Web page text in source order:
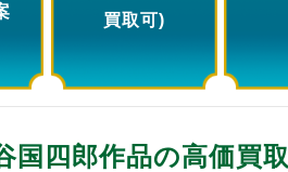
買取可)
国四郎作品の高価買取